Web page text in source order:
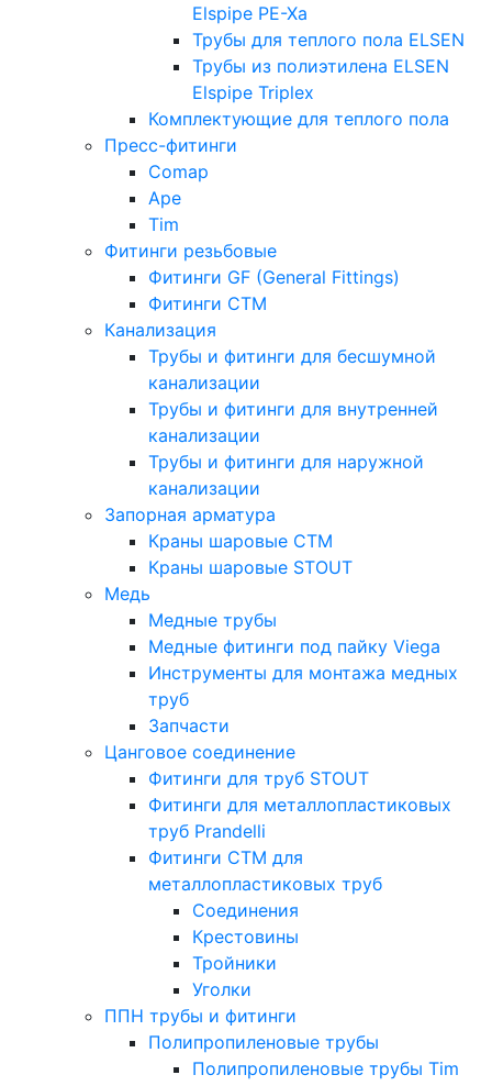
Elspipe PE-Xa
Трубы для теплого пола ELSEN
Трубы из полиэтилена ELSEN
Elspipe Triplex
Комплектующие для теплого пола
Пресс-фитинги
Comap
Ape
Tim
Фитинги резьбовые
Фитинги GF (General Fittings)
Фитинги CTM
Канализация
Трубы и фитинги для бесшумной
канализации
Трубы и фитинги для внутренней
канализации
Трубы и фитинги для наружной
канализации
Запорная арматура
Краны шаровые СТМ
Краны шаровые STOUT
Медь
Медные трубы
Медные фитинги под пайку Viega
Инструменты для монтажа медных
труб
Запчасти
Цанговое соединение
Фитинги для труб STOUT
Фитинги для металлопластиковых
труб Prandelli
Фитинги СTM для
металлопластиковых труб
Соединения
Крестовины
Тройники
Уголки
ППН трубы и фитинги
Полипропиленовые трубы
Полипропиленовые трубы Tim